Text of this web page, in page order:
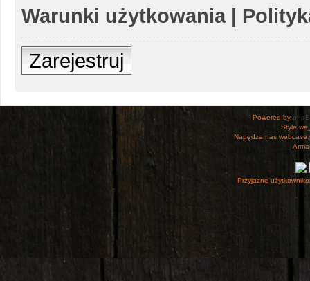
Warunki użytkowania|
Zarejestruj
Powered by
Style
Napędza nas
Przyjazne